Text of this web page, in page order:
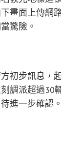
畫面上傳網
驚險。
初步訊息，
調派超過30
進一步確認。